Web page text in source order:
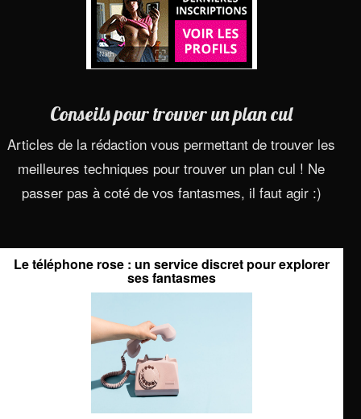
Conseils pour trouver un plan cul
Articles de la rédaction vous permettant de trouver les
meilleures techniques pour trouver un plan cul ! Ne
passer pas à coté de vos fantasmes, il faut agir :)
Le téléphone rose : un service discret pour explorer
ses fantasmes